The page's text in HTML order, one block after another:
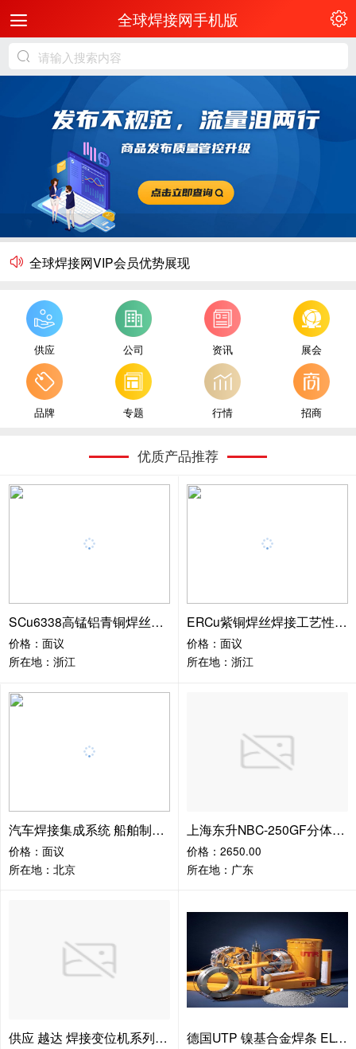
全球焊接网手机版
全球焊接网VIP会员优势展现
供应 公司 资讯 展会
品牌 专题 行情 招商
优质产品推荐
SCu6338高锰铝青铜焊丝高耐磨高耐蚀性厂家现货
价格：面议
所在地：浙江
ERCu紫铜焊丝焊接工艺性能优良焊缝成型良好
价格：面议
所在地：浙江
汽车焊接集成系统 船舶制造业焊接 北京深隆自动寻位焊接机器人 汽车行业焊接机器人 汽车底盘骨架导轨焊接 机械制造业焊接机
价格：面议
所在地：北京
上海东升NBC-250GF分体二保焊机NBC300GFST双电压气保焊机分体式 上海通用
价格：2650.00
所在地：广东
供应 越达 焊接变位机系列 自动化 焊接设备 德国UTP 镍基合金焊条 EL-NiCu30Mn